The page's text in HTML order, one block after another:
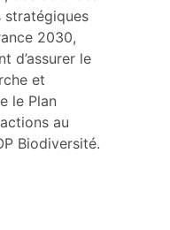
stratégiques
2030,
d’assurer le
et
le Plan
au
Biodiversité.